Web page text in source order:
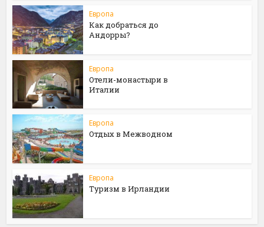
Европа
Как добраться до
Андорры?
Европа
Отели-монастыри в
Италии
Европа
Отдых в Межводном
Европа
Туризм в Ирландии